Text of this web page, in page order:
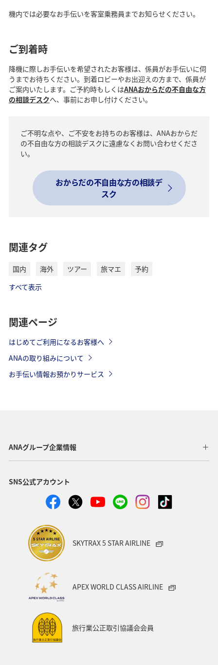
機内では必要なお手伝いを客室乗務員までお知らせください。
ご到着時
降機に際しお手伝いを希望されたお客様は、係員がお手伝いに伺
うまでお待ちください。到着ロビーやお出迎えの方まで、係員が
ご案内いたします。ご予約時もしくはANAおからだの不自由な方
の相談デスクへ、事前にお申し付けください。
ご不明な点や、ご不安をお持ちのお客様は、ANAおからだ
の不自由な方の相談デスクに遠慮なくお問い合わせくださ
い。
おからだの不自由な方の相談デ
スク
関連タグ
国内 海外 ツアー 旅マエ
予約
すべて表示
関連ページ
はじめてご利用になるお客様へ
ANAの取り組みについて
お手伝い情報お預かりサービス
ANAグループ企業情報
SNS公式アカウント
SKYTRAX 5 STAR AIRLINE
APEX WORLD CLASS AIRLINE
旅行業公正取引協議会会員